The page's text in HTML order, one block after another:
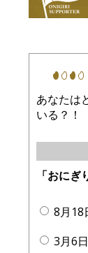
あなたは
いる？！
「おに
8月18
3月6日